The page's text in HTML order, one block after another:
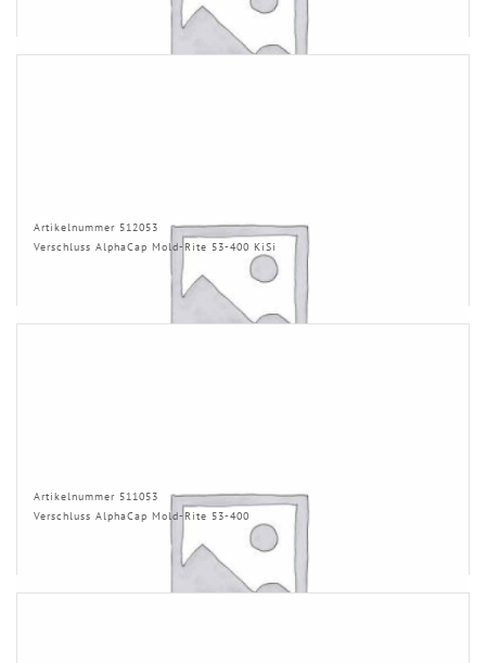
Artikelnummer 512053
Verschluss AlphaCap Mold-Rite 53-400 KiSi
Artikelnummer 511053
Verschluss AlphaCap Mold-Rite 53-400